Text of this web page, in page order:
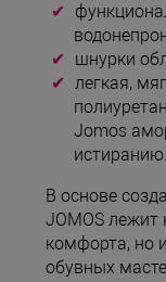
шнурки
легкая,
Jomos
истиранию.
В основе
JOMOS лежит
комфорта, но
обувных